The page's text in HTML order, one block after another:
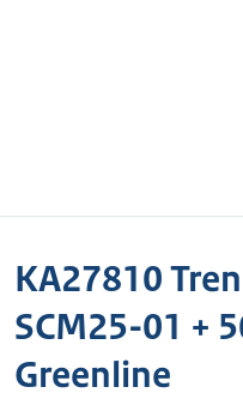
KA27810
SCM25-01 +
Greenline